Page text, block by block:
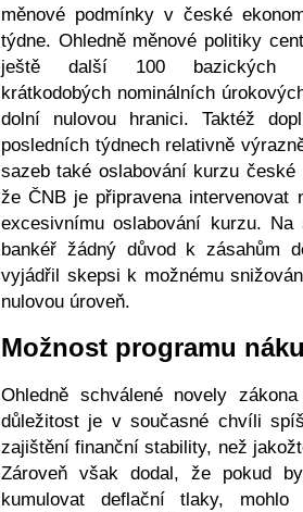
měnové podmínky v české
týdne. Ohledně měnové politiky
ještě další 100 bazických
krátkodobých nominálních
dolní nulovou hranici. Taktéž
posledních týdnech relativně
sazeb také oslabování kurzu
že ČNB je připravena intervenovat
excesivnímu oslabování kurzu.
bankéř žádný důvod k zásahům
vyjádřil skepsi k možnému
nulovou úroveň.
Možnost programu
Ohledně schválené novely
důležitost je v současné chvíli
zajištění finanční stability, než
Zároveň však dodal, že pokud
kumulovat deflační tlaky,